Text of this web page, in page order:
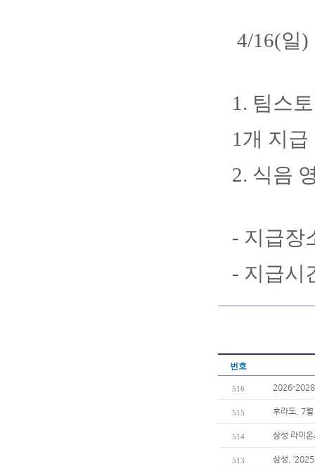
4/16(일
1. 팀스
1개 지급
2. 식음
- 지급장
- 지급시
번호
516 2026-2028
515 후라도, 7
514 삼성 라이
513 삼성,